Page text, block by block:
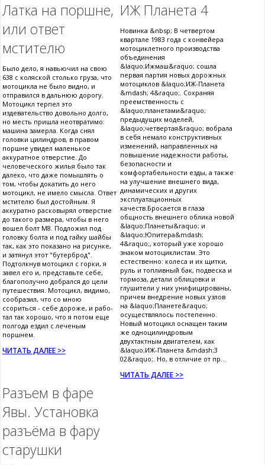
Латка на поршне,
или ответ
мстителю
Было дело, я навьючил на свою
638 с коляской столько груза, что
мотоцикла не было видно, и
отправился в дальнюю дорогу.
Мотоцикл терпел это
издевательство довольно долго,
но месть пришла неотвратимо:
машина замерла. Когда снял
головки цилиндров, в правом
поршне увидел маленькое
аккуратное отверстие. До
человеческого жилья было так
далеко, что даже помышлять о
том, чтобы докатить до него
мотоцикл, не имело смысла. Ответ
мстителю был достойным. Я
аккуратно расковырял отверстие
до такого размера, чтобы в него
вошел болт М8. Подложил под
головку болта и под гайку шайбы
так, как это показано на рисунке,
и затянул этот "бутерброд".
Подтолкнув мотоцикл с горки, я
завел его и, представьте себе,
благополучно добрался до цели
путешествия. Мотоцикл, видимо,
сообразил, что со мною
ссориться - себе дороже, и рабо-
тал так хорошо, что я потом еще
полгода ездил с леченым
поршнем.
ЧИТАТЬ ДАЛЕЕ >>
ИЖ Планета 4
Новинка &nbsp; В четвертом
квартале 1983 года с конвейера
мотоциклетного производства
объединения
&laquo;Ижмаш&raquo; сошла
первая партия новых дорожных
мотоциклов &laquo;ИЖ-Планета
&mdash; 4&raquo;. Сохраняя
преемственность с
&laquo;планетами&raquo;
предыдущих моделей,
&laquo;четвертая&raquo; вобрала
в себя немало конструктивных
изменений, направленных на
повышение надежности работы,
безопасности и
комфортабельности езды, а также
на улучшение внешнего вида,
динамических и других
эксплуатационных
качеств.Бросается в глаза
общность внешнего облика новой
&laquo;Планеты&raquo; и
&laquo;Юпитера&mdash;
4&raquo;, который уже хорошо
знаком мотоциклистам. Это
естественно: колеса и их щитки,
руль и топливный бак, подвеска и
тормоза, детали облицовки и
глушители у них унифицированы,
причем внедрение новых узлов
на &laquo;Планете&raquo;
осуществлялось постепенно.
Новый мотоцикл оснащен таким
же одноцилиндровым
двухтактным двигателем, как
&laquo;ИЖ-Планета &mdash;3
02&raquo;. Но, в отличие от пр...
ЧИТАТЬ ДАЛЕЕ >>
Разъем в фаре
Явы. Установка
разъёма в фару
старушки